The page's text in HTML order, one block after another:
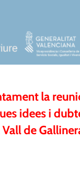
la
idees i
de